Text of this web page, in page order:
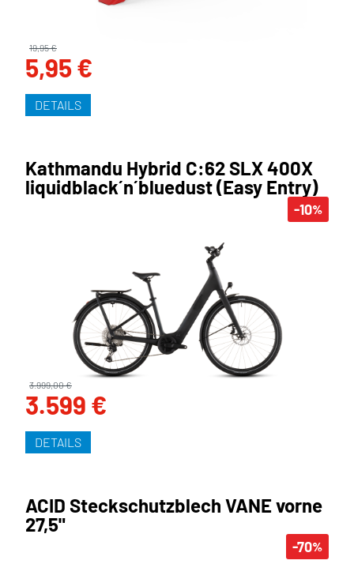
5,95 €
19,95 €
DETAILS
-10%
Kathmandu Hybrid C:62 SLX 400X
liquidblack´n´bluedust (Easy Entry)
3.599 €
3.999,00 €
DETAILS
-70%
ACID Steckschutzblech VANE vorne
27,5"